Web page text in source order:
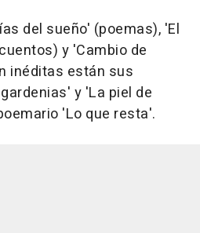
del sueño' (poemas), 'El
y 'Cambio de
inéditas están sus
y 'La piel de
'Lo que resta'.